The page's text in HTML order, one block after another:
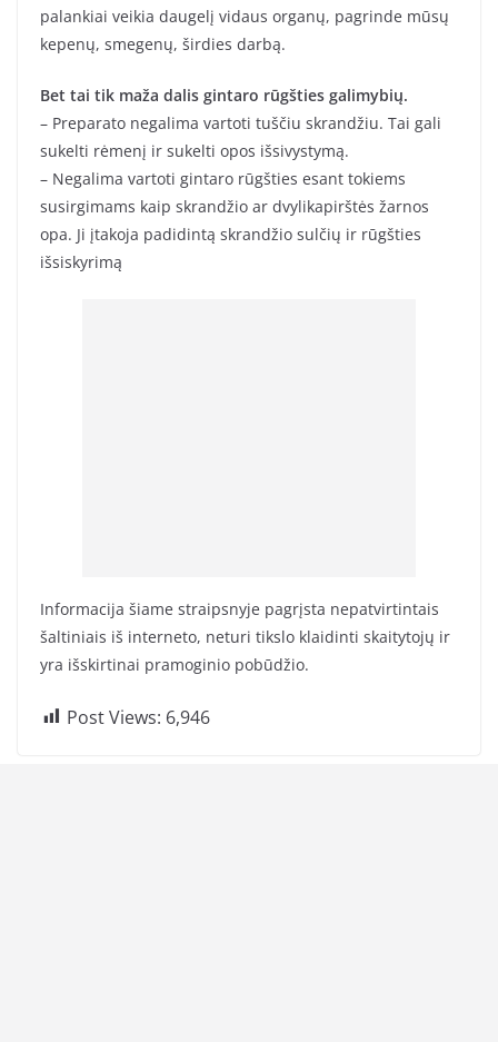
palankiai veikia daugelį vidaus organų, pagrinde mūsų
kepenų, smegenų, širdies darbą.
Bet tai tik maža dalis gintaro rūgšties galimybių.
– Preparato negalima vartoti tuščiu skrandžiu. Tai gali
sukelti rėmenį ir sukelti opos išsivystymą.
– Negalima vartoti gintaro rūgšties esant tokiems
susirgimams kaip skrandžio ar dvylikapirštės žarnos
opa. Ji įtakoja padidintą skrandžio sulčių ir rūgšties
išsiskyrimą
Informacija šiame straipsnyje pagrįsta nepatvirtintais
šaltiniais iš interneto, neturi tikslo klaidinti skaitytojų ir
yra išskirtinai pramoginio pobūdžio.
Post Views: 6,946